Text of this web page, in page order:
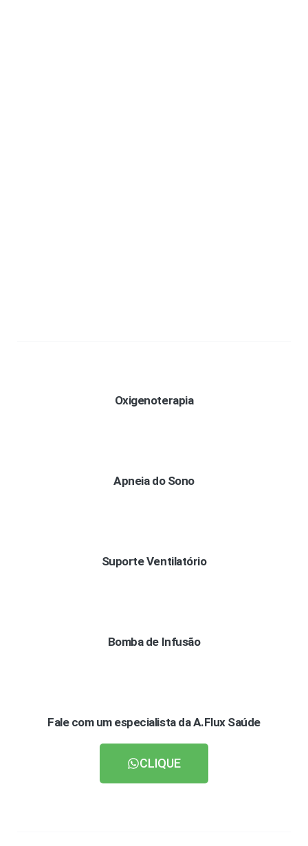
Oxigenoterapia
Apneia do Sono
Suporte Ventilatório
Bomba de Infusão
Fale com um especialista da A.Flux Saúde
CLIQUE